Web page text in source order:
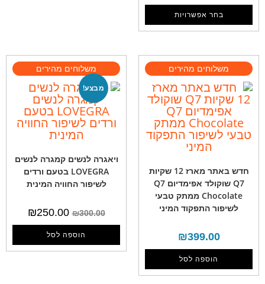
בחר אפשרויות
חדש באתר מארז 12 שקיות
Q7 שוקולד אפימדיום Q7
Chocolate ממתק טבעי
לשיפור התפקוד המיני
₪399.00
הוספה לסל
מבצע!
ויאגרה לנשים קמגרה לנשים
LOVEGRA בטעם ורדים
לשיפור החוויה המינית
₪300.00
₪250.00
הוספה לסל